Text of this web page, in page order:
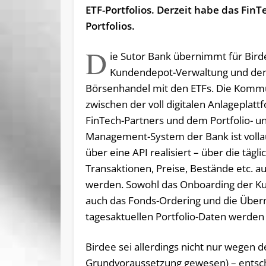
ETF-Portfolios. Derzeit habe das
Portfolios.
D ie Sutor Bank übernimmt für
Kundendepot-Verwaltung und
Börsenhandel mit den ETFs. Die
zwischen der voll digitalen
FinTech-Partners und dem Portfolio-
Management-System der Bank ist
über eine API realisiert – über die
Transaktionen, Preise, Bestände etc.
werden. Sowohl das Onboarding der
auch das Fonds-Ordering und die
tagesaktuellen Portfolio-Daten
Birdee sei allerdings nicht nur wegen
Grundvoraussetzung gewesen) –